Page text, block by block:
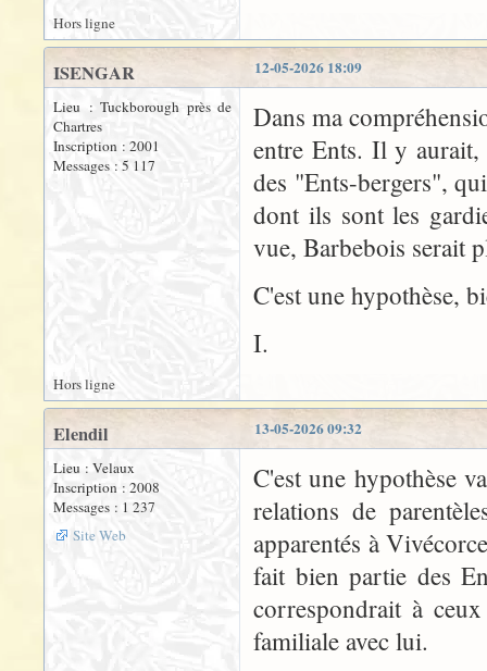
Hors ligne
12-05-2026 18:09
ISENGAR
Lieu : Tuckborough près de
Chartres
Inscription : 2001
Messages : 5 117
Dans ma
entre Ents. Il y aurait,
des "Ents-bergers",
dont ils sont les
vue, Barbebois serait
C'est une hypothèse,
I.
Hors ligne
13-05-2026 09:32
Elendil
Lieu : Velaux
Inscription : 2008
Messages : 1 237
Site Web
C'est une hypothèse
relations de
apparentés à
fait bien partie des
correspondrait à
familiale avec lui.